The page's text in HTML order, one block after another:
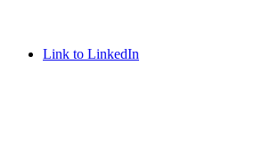
Link to LinkedIn